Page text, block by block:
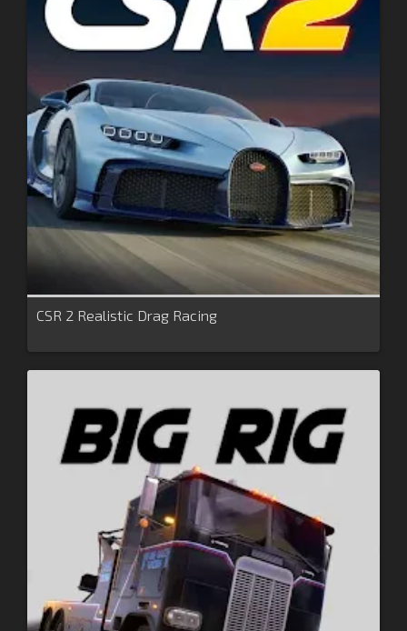
CSR 2 Realistic Drag Racing